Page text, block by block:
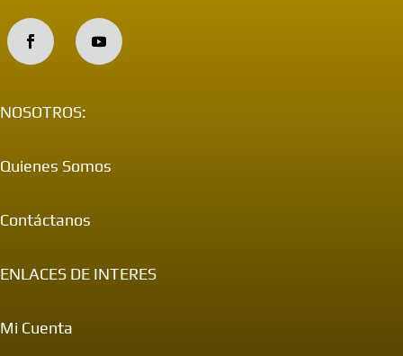
NOSOTROS:
Quienes Somos
Contáctanos
ENLACES DE INTERES
Mi Cuenta